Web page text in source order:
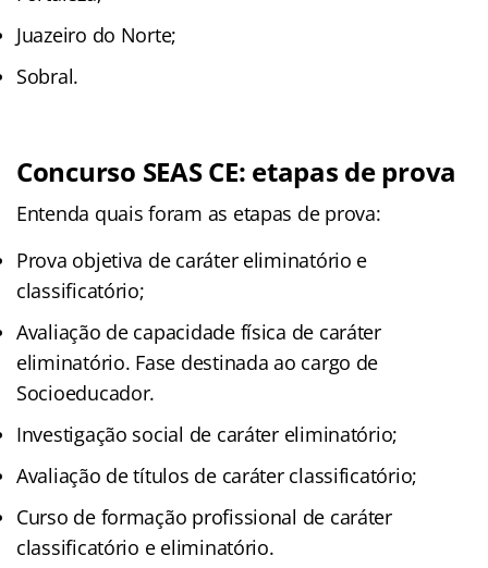
Juazeiro do Norte;
Sobral.
Concurso SEAS CE: etapas de prova
Entenda quais foram as etapas de prova:
Prova objetiva de caráter eliminatório e
classificatório;
Avaliação de capacidade física de caráter
eliminatório. Fase destinada ao cargo de
Socioeducador.
Investigação social de caráter eliminatório;
Avaliação de títulos de caráter classificatório;
Curso de formação profissional de caráter
classificatório e eliminatório.